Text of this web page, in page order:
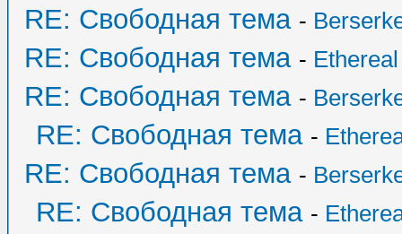
RE: Свободная тема -
RE: Свободная тема - Ethereal
RE: Свободная тема -
RE: Свободная тема -
RE: Свободная тема -
RE: Свободная тема -